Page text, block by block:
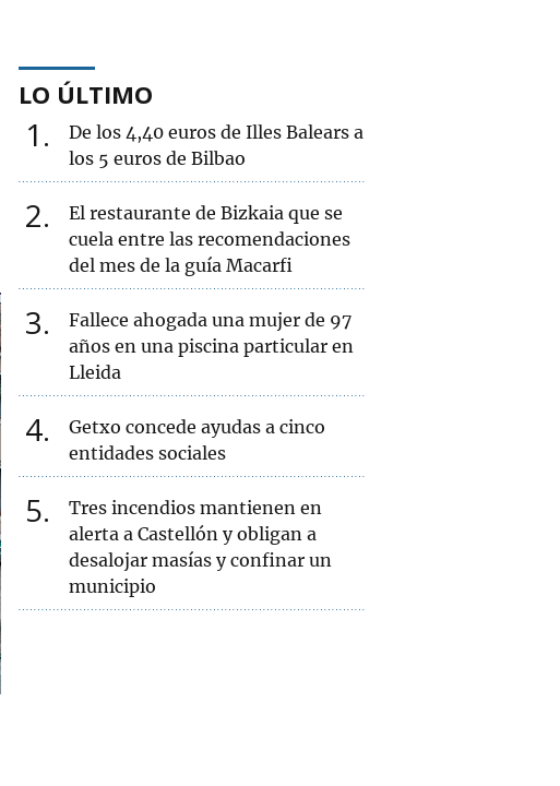
LO ÚLTIMO
1
De los 4,40 euros de Illes Balears a
los 5 euros de Bilbao
2
El restaurante de Bizkaia que se
cuela entre las recomendaciones
del mes de la guía Macarfi
3
Fallece ahogada una mujer de 97
años en una piscina particular en
Lleida
4
Getxo concede ayudas a cinco
entidades sociales
5
Tres incendios mantienen en
alerta a Castellón y obligan a
desalojar masías y confinar un
municipio